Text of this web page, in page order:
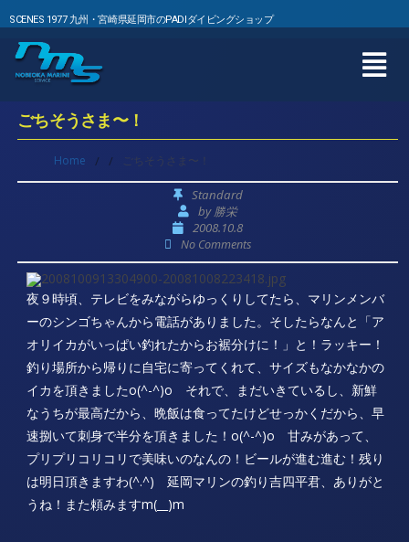
SCENES 1977 九州・宮崎県延岡市のPADIダイビングショップ
ごちそうさま〜！
Home / / ごちそうさま〜！
Standard
by勝栄
2008.10.8
No Comments
夜９時頃、テレビをみながらゆっくりしてたら、マリンメンバ
ーのシンゴちゃんから電話がありました。そしたらなんと「ア
オリイカがいっぱい釣れたからお裾分けに！」と！ラッキー！
釣り場所から帰りに自宅に寄ってくれて、サイズもなかなかの
イカを頂きましたo(^-^)o それで、まだいきているし、新鮮
なうちが最高だから、晩飯は食ってたけどせっかくだから、早
速捌いて刺身で半分を頂きました！o(^-^)o 甘みがあって、
プリプリコリコリで美味いのなんの！ビールが進む進む！残り
は明日頂きますわ(^.^) 延岡マリンの釣り吉四平君、ありがと
うね！また頼みますm(__)m